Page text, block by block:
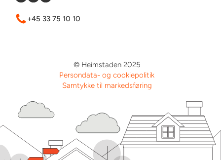
+45 33 75 10 10
© Heimstaden 2025
Persondata- og cookiepolitik
Samtykke til markedsføring